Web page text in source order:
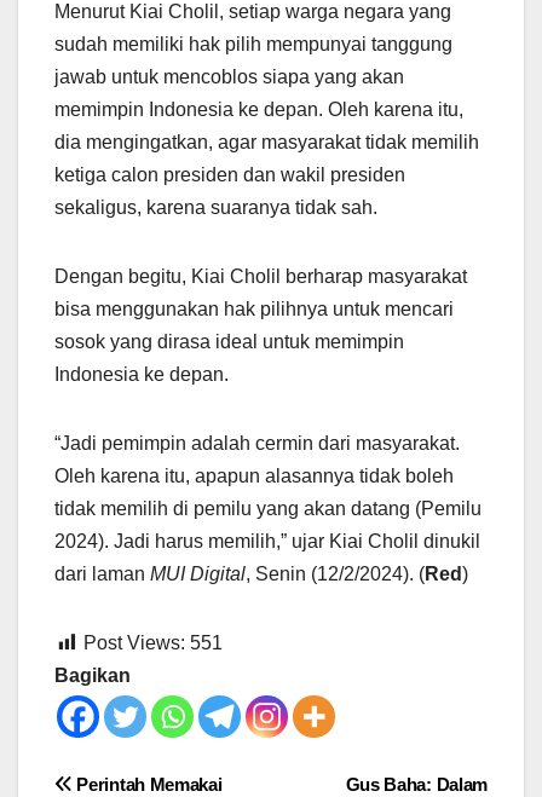
Menurut Kiai Cholil, setiap warga negara yang
sudah memiliki hak pilih mempunyai tanggung
jawab untuk mencoblos siapa yang akan
memimpin Indonesia ke depan. Oleh karena itu,
dia mengingatkan, agar masyarakat tidak memilih
ketiga calon presiden dan wakil presiden
sekaligus, karena suaranya tidak sah.
Dengan begitu, Kiai Cholil berharap masyarakat
bisa menggunakan hak pilihnya untuk mencari
sosok yang dirasa ideal untuk memimpin
Indonesia ke depan.
“Jadi pemimpin adalah cermin dari masyarakat.
Oleh karena itu, apapun alasannya tidak boleh
tidak memilih di pemilu yang akan datang (Pemilu
2024). Jadi harus memilih,” ujar Kiai Cholil dinukil
dari laman MUI Digital, Senin (12/2/2024). (Red)
Post Views: 551
Bagikan
Gus Baha: Dalam
Perintah Memakai